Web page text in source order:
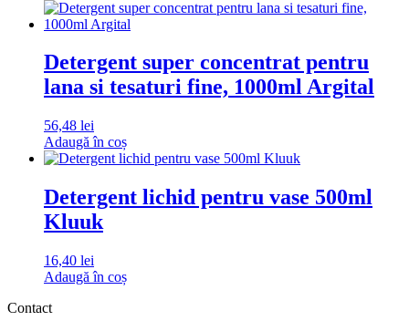
Detergent super concentrat pentru
lana si tesaturi fine, 1000ml Argital
56,48 lei
Adaugă în coș
Detergent lichid pentru vase 500ml
Kluuk
16,40 lei
Adaugă în coș
Contact